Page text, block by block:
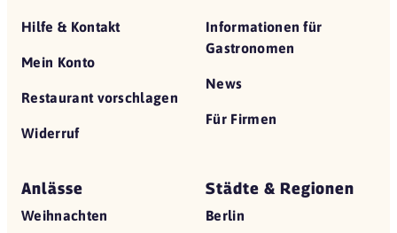
Hilfe & Kontakt
Mein Konto
Restaurant vorschlagen
Widerruf
Informationen für
Gastronomen
News
Für Firmen
Anlässe
Weihnachten
Städte & Regionen
Berlin